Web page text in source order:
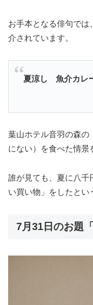
お手本となる俳句では
介されています。
夏涼し 魚介カレ
葉山ホテル音羽の森の
にない）を食べた情景
誰が見ても、夏に八千
い買い物」をしたとい
7月31日のお題